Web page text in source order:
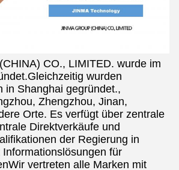
CO., LIMITED. wurde im
wurden
in Shanghai gegründet.,
Zhengzhou, Jinan,
Orte. Es verfügt über zentrale
Direktverkäufe und
der Regierung in
für
vertreten alle Marken mit